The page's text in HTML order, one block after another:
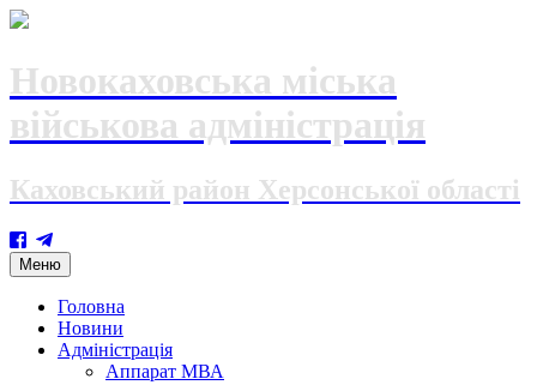
Новокаховська міська
військова адміністрація
Каховський район Херсонської області
Меню Skip
to
content
Головна
Новини
Адміністрація
Аппарат МВА